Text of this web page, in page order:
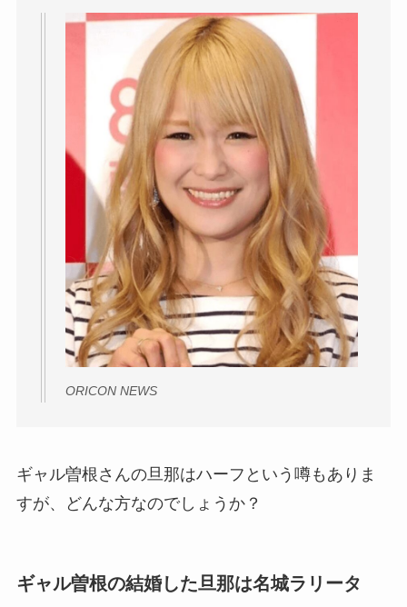
ORICON NEWS
ギャル曽根さんの旦那はハーフという噂もありま
すが、どんな方なのでしょうか？
ギャル曽根の結婚した旦那は名城ラリータ